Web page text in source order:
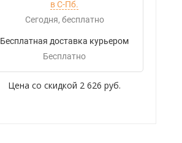
в С-Пб.
Сегодня
Бесплатно
Бесплатная доставка курьером
Бесплатно
Цена со скидкой 2 626 руб.